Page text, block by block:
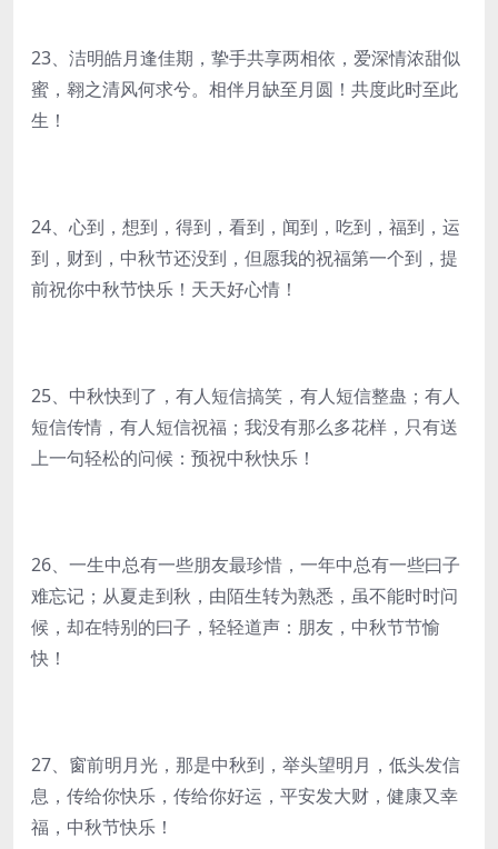
23、洁明皓月逢佳期，挚手共享两相依，爱深情浓甜似
蜜，翱之清风何求兮。相伴月缺至月圆！共度此时至此
生！
24、心到，想到，得到，看到，闻到，吃到，福到，运
到，财到，中秋节还没到，但愿我的祝福第一个到，提
前祝你中秋节快乐！天天好心情！
25、中秋快到了，有人短信搞笑，有人短信整蛊；有人
短信传情，有人短信祝福；我没有那么多花样，只有送
上一句轻松的问候：预祝中秋快乐！
26、一生中总有一些朋友最珍惜，一年中总有一些曰子
难忘记；从夏走到秋，由陌生转为熟悉，虽不能时时问
候，却在特别的曰子，轻轻道声：朋友，中秋节节愉
快！
27、窗前明月光，那是中秋到，举头望明月，低头发信
息，传给你快乐，传给你好运，平安发大财，健康又幸
福，中秋节快乐！